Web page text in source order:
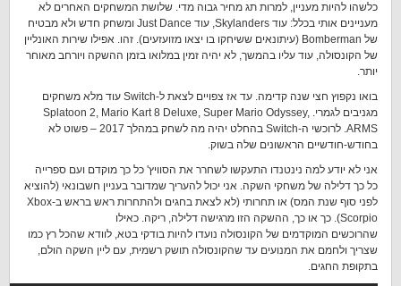
כלשהו להיות מעניין, למרות תג מחיר גבוה מדי. שלושת המשחקים האחרים לא
מעניינים אותי בכלל: עוד Skylanders, עוד Just Dance ומשחק חדש ולא מבטיח
של Bomberman (עיתונאים ששיחקו בו יצאו מזועזעים). זהו. אפילו שירות האונליין
של הקונסולה, עוד עליו בהמשך, לא יהיה זמין במלואו בזמן ההשקה ויורחב מאוחר
יותר.
בואו נקפוץ חצי שנה קדימה. עד אז צפויים לצאת ל-Switch עוד מלא משחקים
מגניבים לגמרי. Splatoon 2, Mario Kart 8 Deluxe, Super Mario Odyssey,
ARMS. לרוכשי ה-Switch בהחלט יהיה מה לשחק במהלך 2017 – פשוט לא
בחודש-חודשיים הראשונים שלה בשוק.
אני לא יודע למה נינטנדו התעקשו לשחרר את הסוויץ' כל כך מוקדם ועם ספרייה
כל כך דלילה של משחקי השקה. אני יכול להעריך שמדובר בעניין חשבונאי (להוציא
לפני סוף שנת המס) או תחרותי (לא לצאת בחגים ולהתחרות ראש בראש ב-Xbox
Scorpio). כך או כך, ההשקה הזו מרגישה דלילה, ריקה. כאילו
שהרוכשים המוקדמים של הקונסולה נועדו להיות בודקי בטא, לוודא שהכל רץ כמו
שצריך ולחמם את המנועים עד שהקונסולה תושק רשמית, עם ליין השקה הולם,
בתקופת החגים.